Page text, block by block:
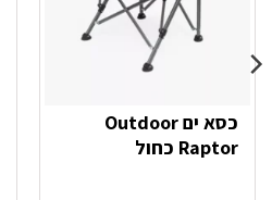
כסא ים Outdoor
Raptor כחול